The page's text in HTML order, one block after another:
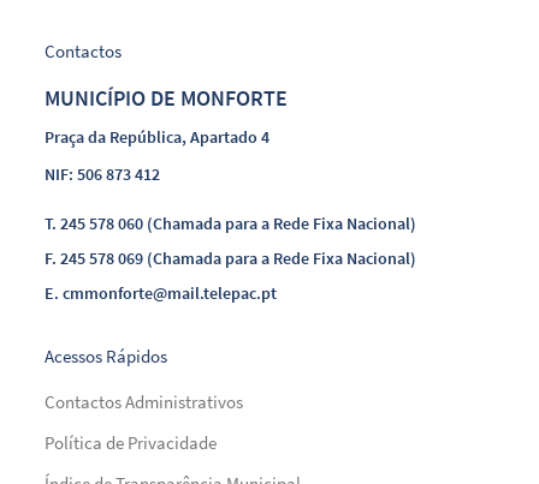
Contactos
MUNICÍPIO DE MONFORTE
Praça da República, Apartado 4
NIF: 506 873 412
T.245 578 060 (Chamada para a Rede Fixa Nacional)
F.245 578 069 (Chamada para a Rede Fixa Nacional)
E.cmmonforte@mail.telepac.pt
Acessos Rápidos
Contactos Administrativos
Política de Privacidade